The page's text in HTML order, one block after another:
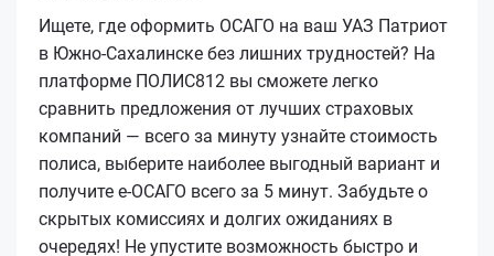
Ищете, где оформить ОСАГО на ваш УАЗ Патриот
в Южно-Сахалинске без лишних трудностей? На
платформе ПОЛИС812 вы сможете легко
сравнить предложения от лучших страховых
компаний — всего за минуту узнайте стоимость
полиса, выберите наиболее выгодный вариант и
получите е-ОСАГО всего за 5 минут. Забудьте о
скрытых комиссиях и долгих ожиданиях в
очередях! Не упустите возможность быстро и